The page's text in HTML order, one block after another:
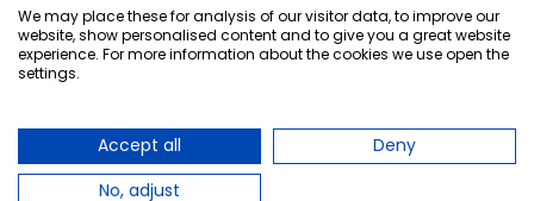
We may place these for analysis of our visitor data, to improve our
website, show personalised content and to give you a great website
experience. For more information about the cookies we use open the
settings.
Accept all
Deny
No, adjust